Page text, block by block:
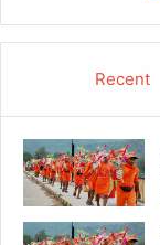
Recent